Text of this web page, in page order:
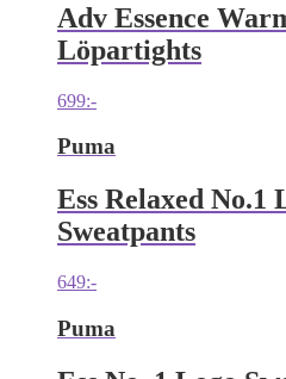
Adv Essence
Löpartights
699:-
Puma
Ess Relaxed No.1
Sweatpants
649:-
Puma